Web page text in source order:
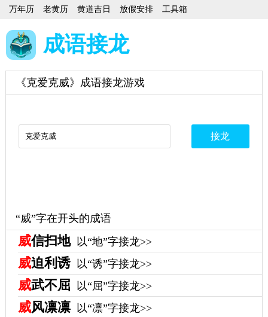
万年历 老黄历 黄道吉日 放假安排 工具箱
成语接龙
《克爱克威》成语接龙游戏
“威”字在开头的成语
威信扫地 以“地”字接龙>>
威迫利诱 以“诱”字接龙>>
威武不屈 以“屈”字接龙>>
威风凛凛 以“凛”字接龙>>